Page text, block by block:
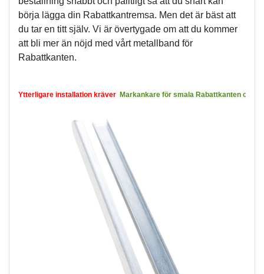
börja lägga din Rabattkantremsa. Men det är bäst att
du tar en titt själv. Vi är övertygade om att du kommer
att bli mer än nöjd med vårt metallband för
Rabattkanten.
Ytterligare installation kräver Markankare för smala Rabattkanten och